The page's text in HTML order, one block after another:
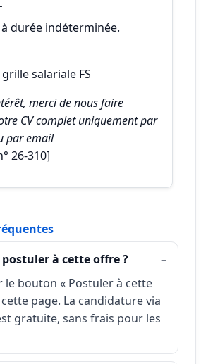
durée indéterminée.
salariale FS
merci de nous faire
CV complet uniquement par
par email
26-310]
à cette offre ?
le bouton « Postuler à cette
page. La candidature via
gratuite, sans frais pour les